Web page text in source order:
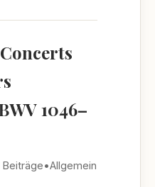
1046–
Beiträge•Allgemein